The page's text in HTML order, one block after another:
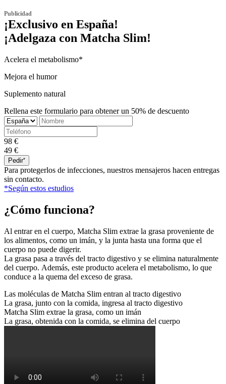
Publicidad
¡Exclusivo en España!
¡Adelgaza con Matcha Slim!
Acelera el metabolismo*
Mejora el humor
Suplemento natural
Rellena este formulario para obtener un 50% de descuento
98 €
49 €
Pedir
Para protegerlos de infecciones, nuestros mensajeros hacen entregas
sin contacto.
*Según estos estudios
¿Cómo funciona?
Al entrar en el cuerpo, Matcha Slim extrae la grasa proveniente de
los alimentos, como un imán, y la junta hasta una forma que el
cuerpo no puede digerir.
La grasa pasa a través del tracto digestivo y se elimina naturalmente
del cuerpo. Además, este producto acelera el metabolismo, lo que
conduce a la quema del exceso de grasa.
Las moléculas de Matcha Slim entran al tracto digestivo
La grasa, junto con la comida, ingresa al tracto digestivo
Matcha Slim extrae la grasa, como un imán
La grasa, obtenida con la comida, se elimina del cuerpo